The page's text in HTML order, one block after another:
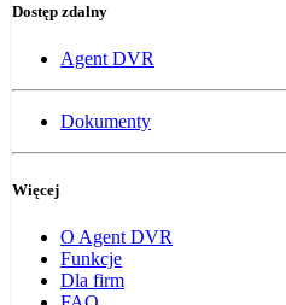
Dostęp zdalny
Agent DVR
Dokumenty
Więcej
O Agent DVR
Funkcje
Dla firm